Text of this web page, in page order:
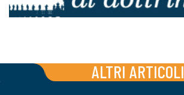
ALTRI ARTICOLI